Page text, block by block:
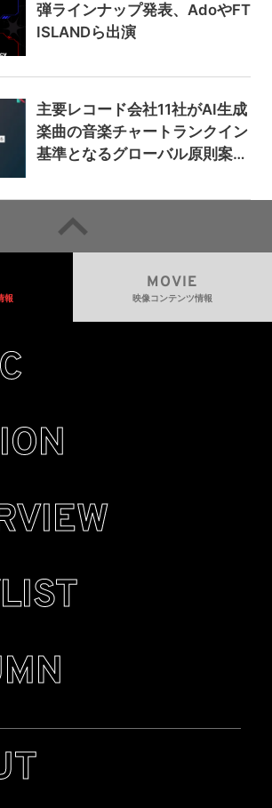
弾ラインナップ発表、AdoやFT
ISLANDら出演
主要レコード会社11社がAI生成
楽曲の音楽チャートランクイン
基準となるグローバル原則案を
るための統一的な枠組みを提案
報
MOVIE
映像コンテンツ情報